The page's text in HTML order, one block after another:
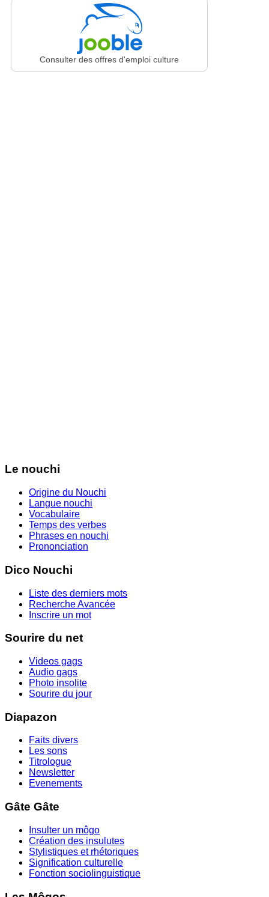
Consulter des offres d'emploi culture
Le nouchi
Origine du Nouchi
Langue nouchi
Vocabulaire
Temps des verbes
Phrases en nouchi
Prononciation
Dico Nouchi
Liste des derniers mots
Recherche Avancée
Inscrire un mot
Sourire du net
Videos gags
Audio gags
Photo insolite
Sourire du jour
Diapazon
Faits divers
Les sons
Titrologue
Newsletter
Evenements
Gâte Gâte
Insulter un môgo
Création des insulutes
Stylistiques et rhétoriques
Signification culturelle
Fonction sociolinguistique